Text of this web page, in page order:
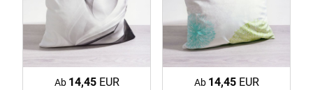
Ab 14,45EUR Ab 14,45EUR